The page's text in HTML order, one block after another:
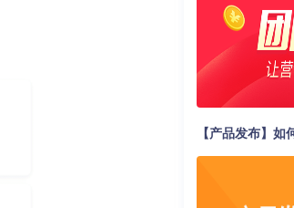
【产品发布】
变营销？